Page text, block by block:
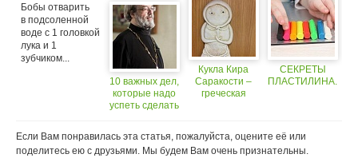
Бобы отварить
в подсоленной
воде с 1 головкой
лука и 1
зубчиком...
Великого
поста
10 важных дел,
которые надо
успеть сделать
Поста
Кукла Кира
Саракости –
греческая
СЕКРЕТЫ
ПЛАСТИЛИНА.
Если Вам понравилась эта статья, пожалуйста, оцените её или
поделитесь ею с друзьями. Мы будем Вам очень признательны.